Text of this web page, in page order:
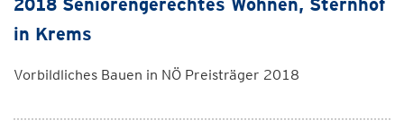
2018 Seniorengerechtes Wohnen, Sternhof
in Krems
Vorbildliches Bauen in NÖ Preisträger 2018